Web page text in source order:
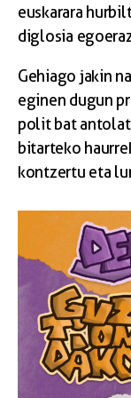
euskarara
diglosia
Gehiago jakin
eginen dugun
polit bat
bitarteko
kontzertu eta